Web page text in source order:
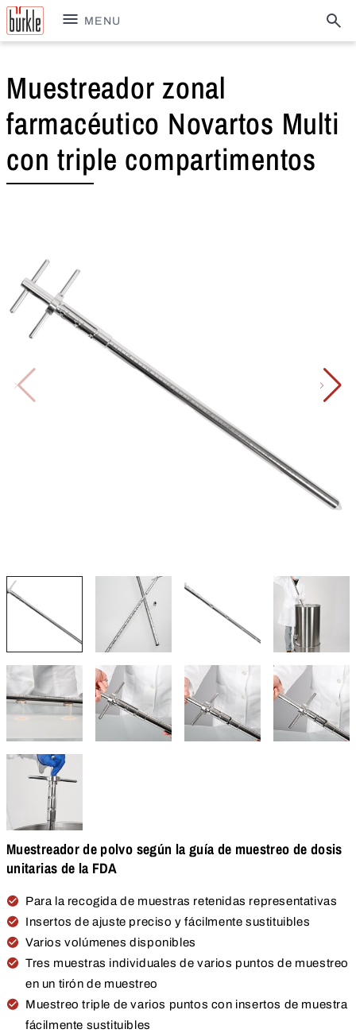
MENU
Muestreador zonal
farmacéutico Novartos Multi
con triple compartimentos
Muestreador de polvo según la guía de muestreo de dosis
unitarias de la FDA
Para la recogida de muestras retenidas representativas
Insertos de ajuste preciso y fácilmente sustituibles
Varios volúmenes disponibles
Tres muestras individuales de varios puntos de muestreo
en un tirón de muestreo
Muestreo triple de varios puntos con insertos de muestra
fácilmente sustituibles